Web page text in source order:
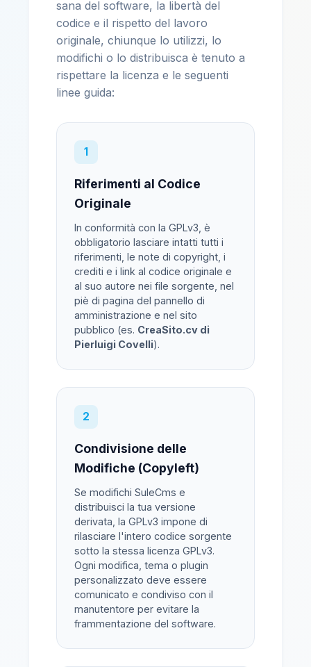
sana del software, la libertà del
codice e il rispetto del lavoro
originale, chiunque lo utilizzi, lo
modifichi o lo distribuisca è tenuto a
rispettare la licenza e le seguenti
linee guida:
1
Riferimenti al Codice
Originale
In conformità con la GPLv3, è
obbligatorio lasciare intatti tutti i
riferimenti, le note di copyright, i
crediti e i link al codice originale e
al suo autore nei file sorgente, nel
piè di pagina del pannello di
amministrazione e nel sito
pubblico (es. CreaSito.cv di
Pierluigi Covelli).
2
Condivisione delle
Modifiche (Copyleft)
Se modifichi SuleCms e
distribuisci la tua versione
derivata, la GPLv3 impone di
rilasciare l'intero codice sorgente
sotto la stessa licenza GPLv3.
Ogni modifica, tema o plugin
personalizzato deve essere
comunicato e condiviso con il
manutentore per evitare la
frammentazione del software.